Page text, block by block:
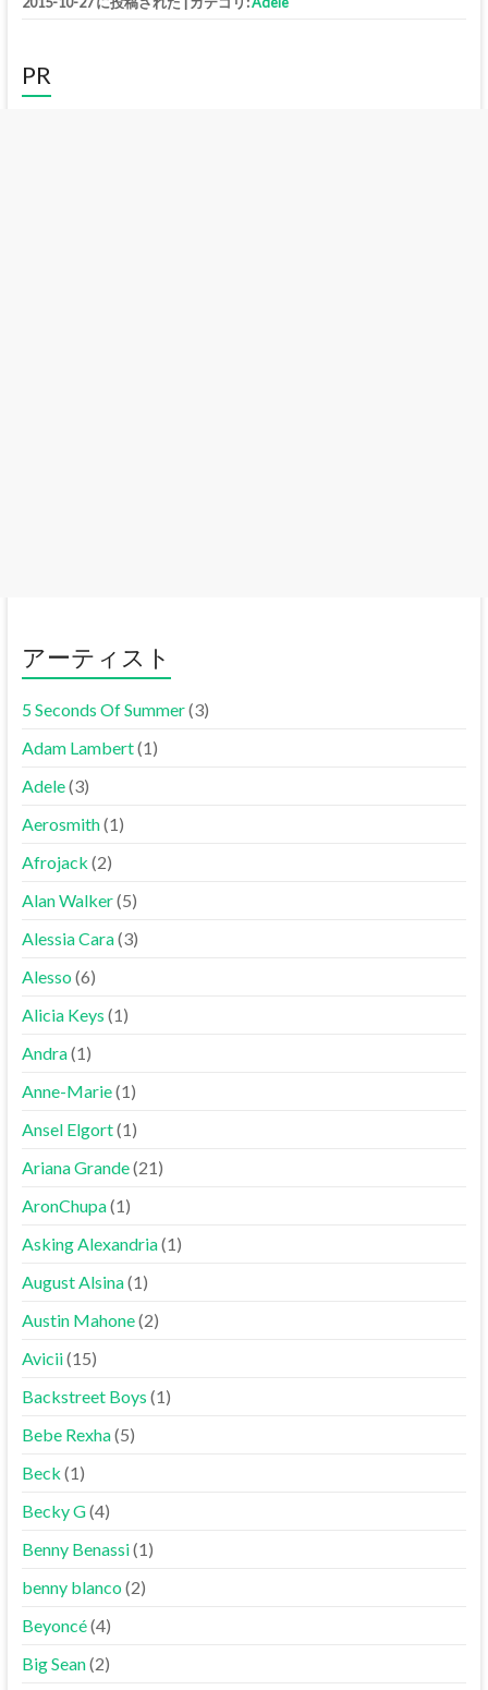
PR
アーティスト
5 Seconds Of Summer(3)
Adam Lambert(1)
Adele(3)
Aerosmith(1)
Afrojack (2)
Alan Walker(5)
Alessia Cara(3)
Alesso(6)
Alicia Keys (1)
Andra(1)
Anne-Marie(1)
Ansel Elgort(1)
Ariana Grande(21)
AronChupa(1)
Asking Alexandria(1)
August Alsina(1)
Austin Mahone(2)
Avicii(15)
Backstreet Boys (1)
Bebe Rexha(5)
Beck (1)
Becky G(4)
Benny Benassi(1)
benny blanco(2)
Beyoncé(4)
Big Sean(2)